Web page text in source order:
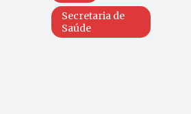
Secretaria de
Saúde